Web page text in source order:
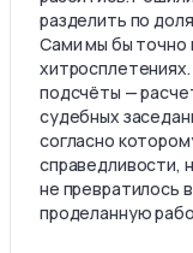
разделить по
Сами мы бы точно
подсчёты —
судебных
согласно
справедливости,
не превратилось
проделанную